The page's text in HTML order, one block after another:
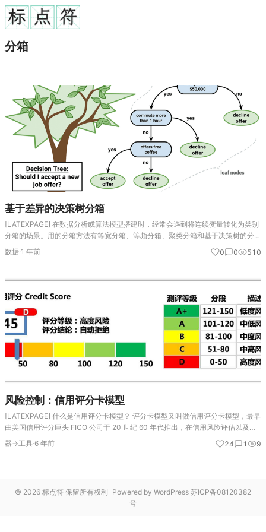
分箱
基于差异的决策树分箱
[LATEXPAGE] 在数据分析或算法模型搭建时，经常会遇到将连续变量转化为类别
分箱的场景。用的分箱方法有等宽分箱、等频分箱、聚类分箱和基于决策树的分箱
等。今天要分享的是基于组别间差异的决策树分箱方法。 代码实现 import
panda…
数据·1 年前 0 0 510
风险控制：信用评分卡模型
[LATEXPAGE] 什么是信用评分卡模型？ 评分卡模型又叫做信用评分卡模型，最早
由美国信用评分巨头 FICO 公司于 20 世纪 60 年代推出，在信用风险评估以及金
融风险控制领域中广泛使用。银行利用评分卡模型对客户的信用历史数据的多个…
器→工具·6 年前 24 1 9
© 2026 标点符 保留所有权利 Powered by WordPress 苏ICP备08120382
号